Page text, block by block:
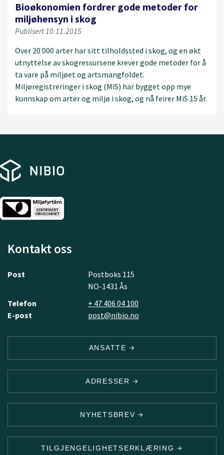
Bioøkonomien fordrer gode metoder for
miljøhensyn i skog
Publisert 10.11.2015
Over 20 000 arter har sitt tilholdssted i skog, og en økt
utnyttelse av skogressursene krever gode metoder for å
ta vare på miljøet og artsmangfoldet.
Miljøregistreringer i skog (MiS) har bygget opp mye
kunnskap om arter og miljø i skog, og nå feirer MiS 15 år.
Kontakt oss
Post
Postboks 115
NO-1431 Ås
Telefon
+ 47 406 04 100
E-post
post@nibio.no
ANSATTE
ADRESSER
NYHETSBREV
TILGJENGELIGHETSERKLÆRING